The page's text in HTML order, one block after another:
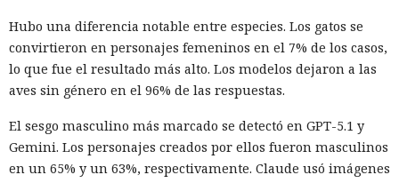
Los analistas señalaron que el grupo tenía base en
Norteamérica y colaboraba con otro participante desde
Turquía — John Erin Binns, a quien las autoridades turcas
anterior al operador de telecomunicaciones T-Mobile. Antes
de ser detenido, Muka dijo a los periodistas que esperaba
ser arrestado y que destruyó pruebas con antelación.
Hubo una diferencia notable entre especies. Los gatos se
convirtieron en personajes femeninos en el 7% de los casos,
lo que fue el resultado más alto. Los modelos dejaron a las
aves sin género en el 96% de las respuestas.
El sesgo masculino más marcado se detectó en GPT-5.1 y
Gemini. Los personajes creados por ellos fueron masculinos
en un 65% y un 63%, respectivamente. Claude usó imágenes